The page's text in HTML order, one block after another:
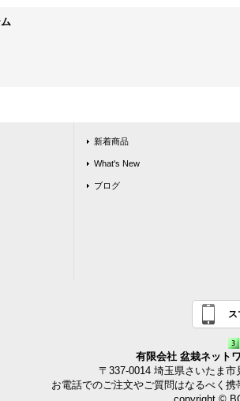
新着商品
What's New
ブログ
ス
有限会社 盆栽ネット
〒337-0014 埼玉県さいたま
お電話でのご注文やご質問はなるべく